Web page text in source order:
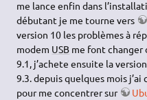
me lance enfin dans
débutant je me tourne vers
version 10 les problèmes à
modem USB me font changer
9.1, j’achete ensuite la
9.3. depuis quelques mois
pour me concentrer sur